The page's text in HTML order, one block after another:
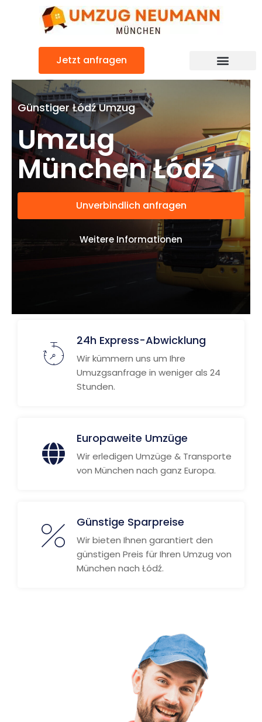
Jetzt anfragen
Günstiger Łódź Umzug
Umzug
München Łódź
Unverbindlich anfragen
Weitere Informationen
24h Express-Abwicklung
Wir kümmern uns um Ihre
Umuzgsanfrage in weniger als 24
Stunden.
Europaweite Umzüge
Wir erledigen Umzüge & Transporte
von München nach ganz Europa.
Günstige Sparpreise
Wir bieten Ihnen garantiert den
günstigen Preis für Ihren Umzug von
München nach Łódź.